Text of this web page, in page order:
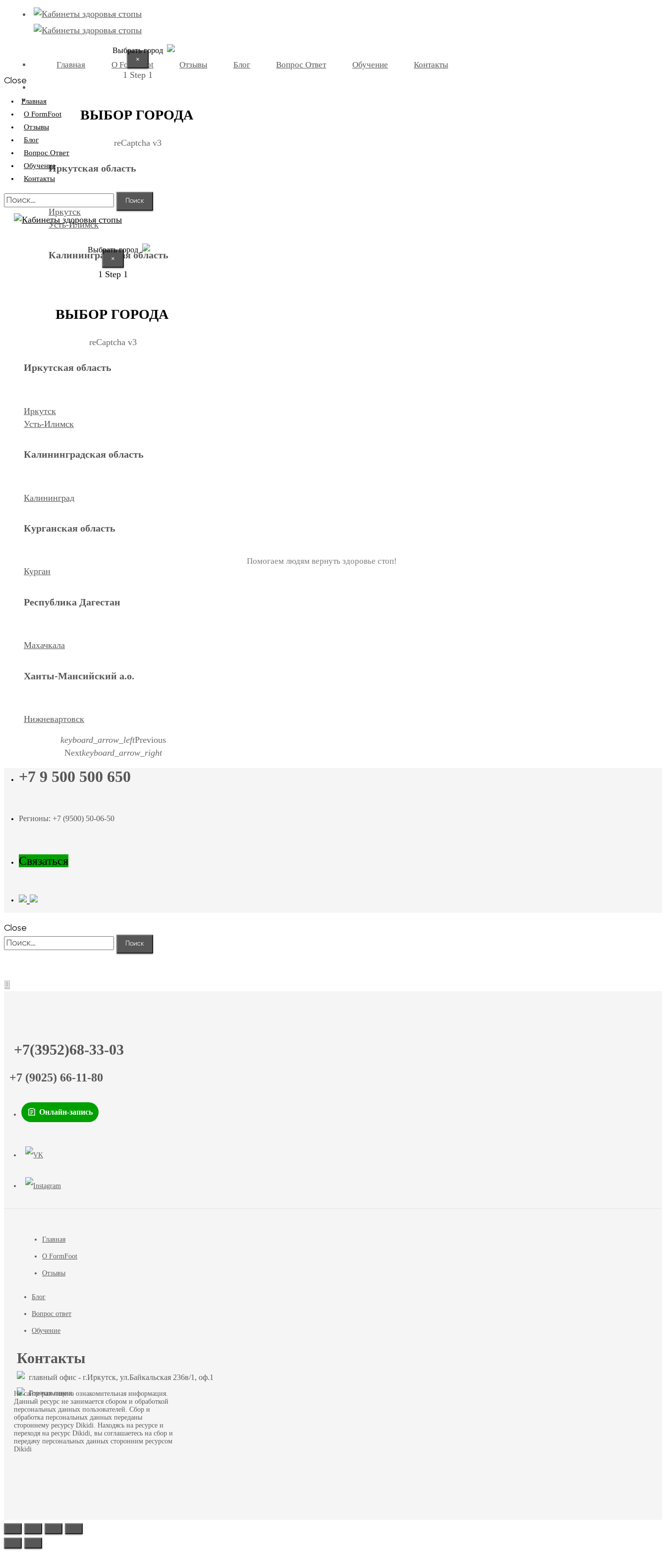
Выбрать город
×
1 Step 1
ВЫБОР ГОРОДА
reCaptcha v3
Иркутская область
Иркутск
Усть-Илимск
Калининградская область
Курган
Помогаем людям вернуть здоровье стоп!
Главная О FormFoot Отзывы Блог Вопрос Ответ Обучение Контакты
Close
Главная
О FormFoot
Отзывы
Блог
Вопрос Ответ
Обучение
Контакты
Найти:
Выбрать город
×
1 Step 1
ВЫБОР ГОРОДА
reCaptcha v3
Иркутская область
Иркутск
Усть-Илимск
Калининградская область
Калининград
Курганская область
Курган
Республика Дагестан
Махачкала
Ханты-Мансийский а.о.
Нижневартовск
keyboard_arrow_leftPrevious
Nextkeyboard_arrow_right
+7 9 500 500 650
Регионы: +7 (9500) 50-06-50
Связаться
Close
Найти:
+7(3952)68-33-03
+7 (9025) 66-11-80
Онлайн-запись
Главная
О FormFoot
Отзывы
Блог
Вопрос ответ
Обучение
Контакты
главный офис - г.Иркутск, ул.Байкальская 236в/1, оф.1
Горячая линия
На сайте размещена ознакомительная информация.
Данный ресурс не занимается сбором и обработкой
персональных данных пользователей. Сбор и
обработка персональных данных переданы
стороннему ресурсу Dikidi. Находясь на ресурсе и
переходя на ресурс Dikidi, вы соглашаетесь на сбор и
передачу персональных данных сторонним ресурсом
Dikidi